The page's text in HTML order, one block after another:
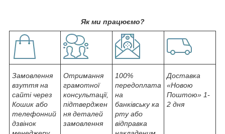
Як ми працюємо?
Замовлення
взуття на
сайті через
Кошик або
телефонний
дзвінок
Отримання
грамотної
консультації,
підтверджен
ня деталей
замовлення
100%
передоплата
на
банківську ка
рту або
відправка
Доставка
«Новою
Поштою» 1-
2 дня